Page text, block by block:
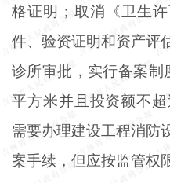
格证明；取消《卫生
件、验资证明和资产评
诊所审批，实行备案制
平方米并且投资额不
需要办理建设工程消防
案手续，但应按监管权